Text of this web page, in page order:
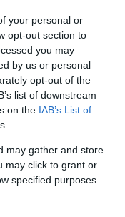
your personal or
opt-out section to
you may
by us or personal
opt-out of the
list of downstream
on the IAB’s List of
may gather and store
may click to grant or
specified purposes